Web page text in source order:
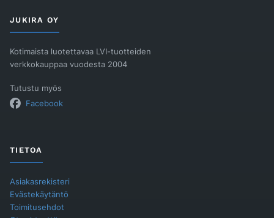
JUKIRA OY
Kotimaista luotettavaa LVI-tuotteiden
verkkokauppaa vuodesta 2004
Tutustu myös
Facebook
TIETOA
Asiakasrekisteri
Evästekäytäntö
Toimitusehdot